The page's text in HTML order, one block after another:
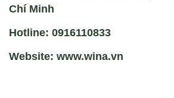
Chí Minh
Hotline: 0916110833
Website: www.wina.vn